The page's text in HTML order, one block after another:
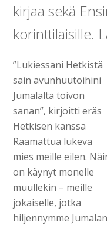
kirjaa sekä
korinttilaisille.
”Lukiessani Hetkistä
sain avunhuutoihini
Jumalalta toivon
sanan”, kirjoitti eräs
Hetkisen kanssa
Raamattua lukeva
mies meille eilen.
on käynyt monelle
muullekin – meille
jokaiselle, jotka
hiljennymme Jumalan